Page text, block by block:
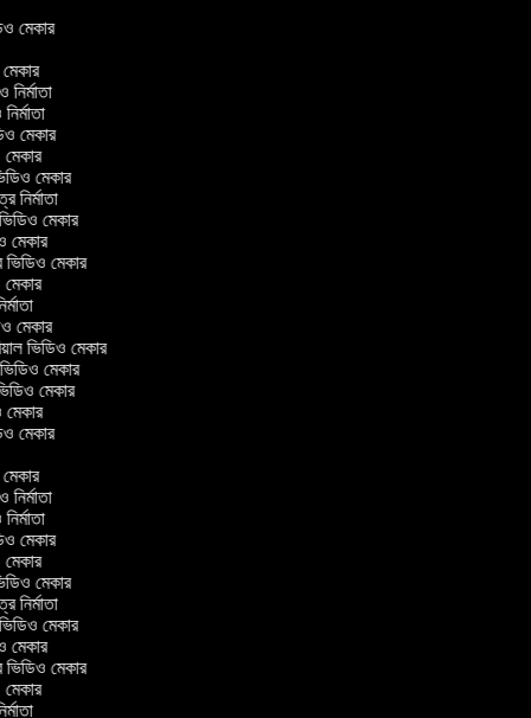
মেকার
মেকার
নির্মাতা
মেকার
মেকার
মেকার
নির্মাতা
ভিডিও মেকার
মেকার
ভিডিও মেকার
মেকার
মেকার
ভিডিও মেকার
মেকার
মেকার
মেকার
মেকার
মেকার
নির্মাতা
মেকার
মেকার
মেকার
নির্মাতা
ভিডিও মেকার
মেকার
ভিডিও মেকার
মেকার